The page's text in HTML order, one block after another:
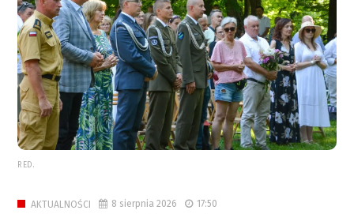
RED.
AKTUALNOŚCI 8 sierpnia 2026 17:50